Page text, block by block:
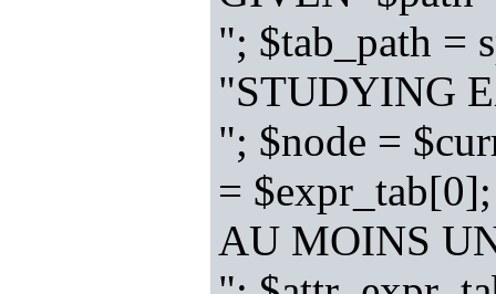
"; $tab_path =
"STUDYING
"; $node =
=
AU MOINS